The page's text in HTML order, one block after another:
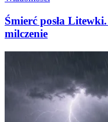
Śmierć posła
milczenie